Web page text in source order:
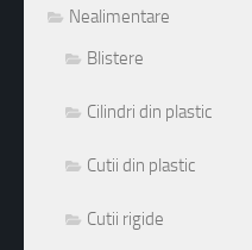
3 4 5 6 7 8 9
Nealimentare
Blistere
Cilindri din plastic
Cutii din plastic
Cutii rigide